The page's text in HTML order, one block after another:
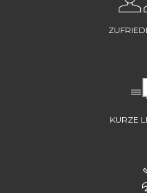
KURZE